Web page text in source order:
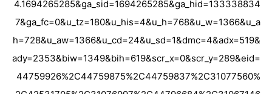
4.1694265285&ga_sid=1694265285&ga_hid=133338834
7&ga_fc=0&u_tz=180&u_his=4&u_h=768&u_w=1366&u_a
h=728&u_aw=1366&u_cd=24&u_sd=1&dmc=4&adx=519&
ady=2353&biw=1349&bih=619&scr_x=0&scr_y=289&eid=
44759926%2C44759875%2C44759837%2C31077560%